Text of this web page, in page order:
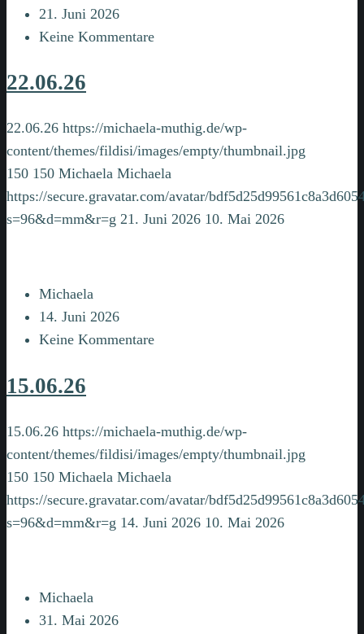
21. Juni 2026
Keine Kommentare
22.06.26
22.06.26 https://michaela-muthig.de/wp-
content/themes/fildisi/images/empty/thumbnail.jpg
150 150 Michaela Michaela
https://secure.gravatar.com/avatar/
s=96&d=mm&r=g 21. Juni 2026 10. Mai 2026
Michaela
14. Juni 2026
Keine Kommentare
15.06.26
15.06.26 https://michaela-muthig.de/wp-
content/themes/fildisi/images/empty/thumbnail.jpg
150 150 Michaela Michaela
https://secure.gravatar.com/avatar/
s=96&d=mm&r=g 14. Juni 2026 10. Mai 2026
Michaela
31. Mai 2026